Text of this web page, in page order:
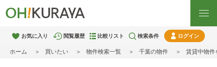
お気に入り 閲覧履歴 比較リスト 検索条件 ログイン
ホーム 買いたい 物件検索一覧 千葉の物件 賃貸中物件